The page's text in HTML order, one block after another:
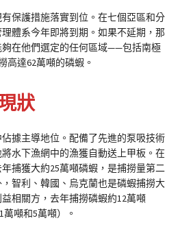
保護措施落實到位。在七個亞區和分
體系今年即將到期。如果不延期，那
在他們選定的任何區域——包括南極
達62萬噸的磷蝦。
狀
據主導地位。配備了先進的泵吸技術
水下漁網中的漁獲自動送上甲板。在
捕獲大約25萬噸磷蝦，是捕撈量第二
智利、韓國、烏克蘭也是磷蝦捕撈大
相關方，去年捕撈磷蝦約12萬噸
萬噸和5萬噸）。